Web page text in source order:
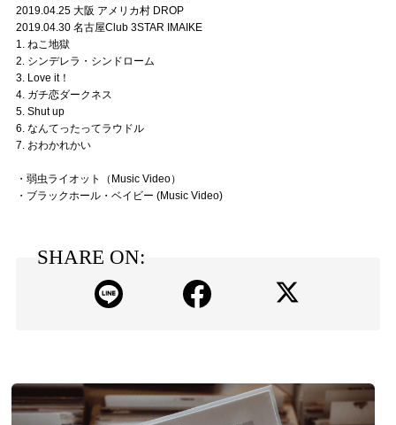
2019.04.25 大阪 アメリカ村 DROP
2019.04.30 名古屋Club 3STAR IMAIKE
1. ねこ地獄
2. シンデレラ・シンドローム
3. Love it！
4. ガチ恋ダークネス
5. Shut up
6. なんてったってラウドル
7. おわかれかい
・弱虫ライオット（Music Video）
・ブラックホール・ベイビー (Music Video)
SHARE ON: